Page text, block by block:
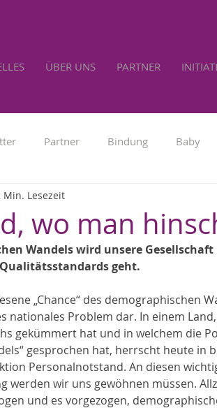
ÜBER UNS PARTNER
Partner Bindung Baby
Werbung
wo man
Min. Lesezeit
Wandels wird unsere
geht.
„Chance“ des demographischen
nationales Problem dar. In einem
gekümmert hat und in welchem die
gesprochen hat, herrscht heute in
Personalnotstand. An diesen
werden wir uns gewöhnen müssen.
und es vorgezogen,